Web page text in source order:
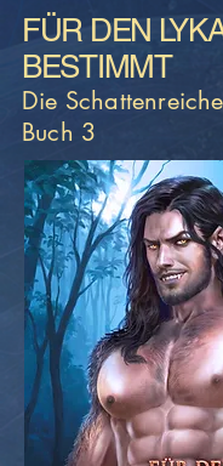
FÜR DEN
BESTIMMT
Die Schattenreiche
Buch 3